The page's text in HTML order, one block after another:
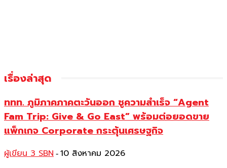
เรื่องล่าสุด
ททท. ภูมิภาคภาคตะวันออก ชูความสำเร็จ “Agent
Fam Trip: Give & Go East” พร้อมต่อยอดขาย
แพ็กเกจ Corporate กระตุ้นเศรษฐกิจ
ผู้เขียน 3 SBN - 10 สิงหาคม 2026